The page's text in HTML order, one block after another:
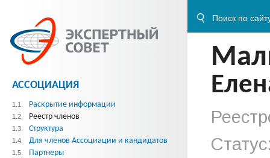
АССОЦИАЦИЯ
1.1. Раскрытие информации
1.2. Реестр членов
1.3. Структура
1.4. Для членов Ассоциации и кандидатов
1.5. Партнеры